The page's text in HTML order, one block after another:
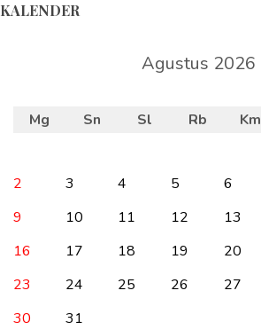
KALENDER
Agustus 2026
Mg Sn Sl Rb Km
2
3 4 5 6
9
10 11 12 13
16
17 18 19 20
23
24 25 26 27
30
31